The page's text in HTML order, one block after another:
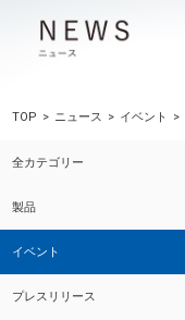
TOP ニュース イベント
全カテゴリー
製品
イベント
プレスリリース